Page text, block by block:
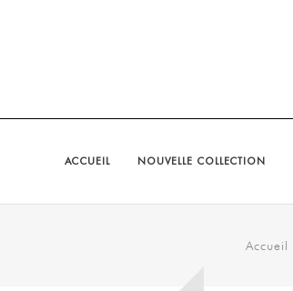
ACCUEIL NOUVELLE COLLECTION
Accueil